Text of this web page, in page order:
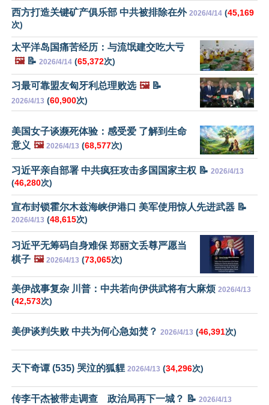
西方打造关键矿产俱乐部 中共被排除在外 2026/4/14 (45,169
次)
太平洋岛国痛苦经历：与流氓建交吃大亏
🖼️📝 2026/4/14 (65,372次)
习最可靠盟友匈牙利总理败选 🖼️📝
2026/4/13 (60,900次)
美国女子谈濒死体验：感受爱 了解到生命
意义 🖼️ 2026/4/13 (68,577次)
习近平亲自部署 中共疯狂攻击多国国家主权 📝 2026/4/13
(46,280次)
宣布封锁霍尔木兹海峡伊港口 美军使用惊人先进武器 📝
2026/4/13 (48,615次)
习近平无筹码自身难保 郑丽文丢尊严愿当
棋子 🖼️ 2026/4/13 (73,065次)
美伊战事复杂 川普：中共若向伊供武将有大麻烦 2026/4/13
(42,573次)
美伊谈判失败 中共为何心急如焚？ 2026/4/13 (46,391次)
天下奇谭 (535) 哭泣的狐貍 2026/4/13 (34,296次)
传李干杰被带走调查 政治局再下一城？ 📝 2026/4/13